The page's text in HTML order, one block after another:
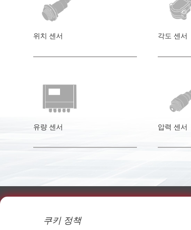
위치 센서 각도 센서
유량 센서 압력 센서
쿠키 정책